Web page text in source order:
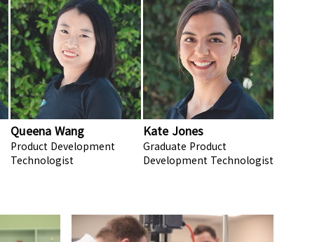
Queena Wang
Product Development
Technologist
Kate Jones
Graduate Product
Development Technologist